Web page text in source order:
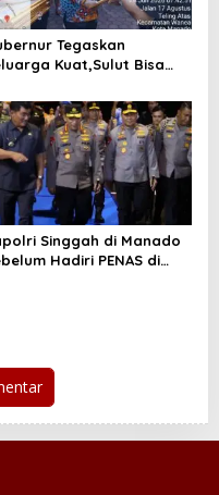
Tegaskan
Kuat,Sulut Bisa
Singgah di Manado
Hadiri PENAS di